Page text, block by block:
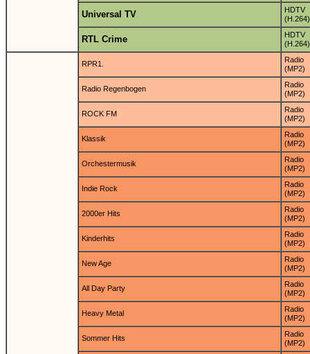
Universal TV
HDTV
(H.264)
RTL Crime
HDTV
(H.264)
RPR1.
Radio
(MP2)
Radio Regenbogen
Radio
(MP2)
ROCK FM
Radio
(MP2)
Klassik
Radio
(MP2)
Orchestermusik
Radio
(MP2)
Indie Rock
Radio
(MP2)
2000er Hits
Radio
(MP2)
Kinderhits
Radio
(MP2)
New Age
Radio
(MP2)
All Day Party
Radio
(MP2)
Heavy Metal
Radio
(MP2)
Sommer Hits
Radio
(MP2)